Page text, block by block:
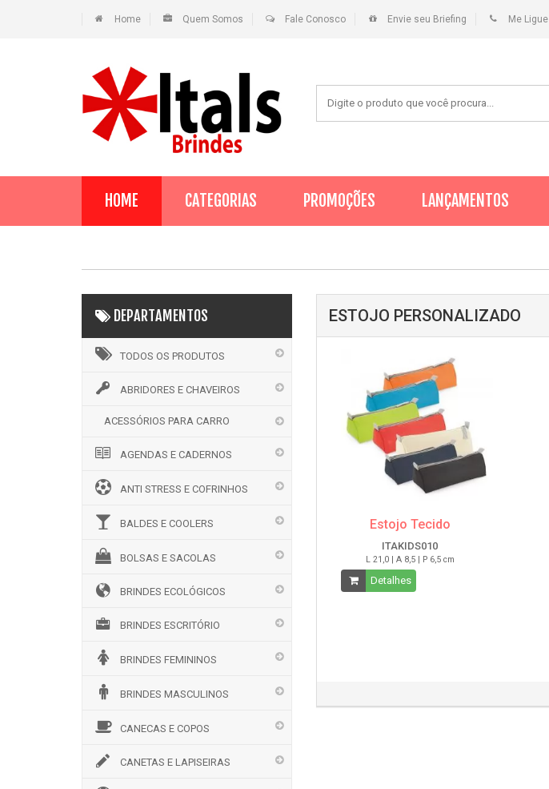
Home Quem Somos Fale Conosco Envie seu Briefing Me Ligue
HOME CATEGORIAS PROMOÇÕES LANÇAMENTOS
DEPARTAMENTOS
TODOS OS PRODUTOS
ABRIDORES E CHAVEIROS
ACESSÓRIOS PARA CARRO
AGENDAS E CADERNOS
ANTI STRESS E COFRINHOS
BALDES E COOLERS
BOLSAS E SACOLAS
BRINDES ECOLÓGICOS
BRINDES ESCRITÓRIO
BRINDES FEMININOS
BRINDES MASCULINOS
CANECAS E COPOS
CANETAS E LAPISEIRAS
ESTOJO PERSONALIZADO
Estojo Tecido
ITAKIDS010
L 21,0 | A 8,5 | P 6,5 cm
Detalhes